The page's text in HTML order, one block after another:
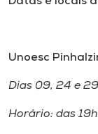
Unoesc
Dias 09, 24 e
Horário: das